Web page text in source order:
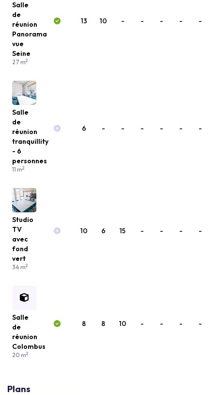
Salle
de
réunion
Panorama
vue
Seine
27 m2
13 10 - - - - -
Salle
de
réunion
tranquillity
- 6
personnes
11 m2
6 - - - - - -
Studio
TV
avec
fond
vert
34 m2
10 6 15 - - - -
Salle
de
réunion
Colombus
20 m2
8 8 10 - - - -
Plans